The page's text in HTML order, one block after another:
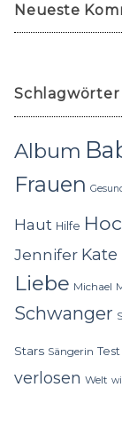
Neueste
Schlagwörter
Album
Frauen
Haut Hilfe
Jennifer Kate
Liebe Michael
Schwanger
Stars Sängerin Test
verlosen Welt